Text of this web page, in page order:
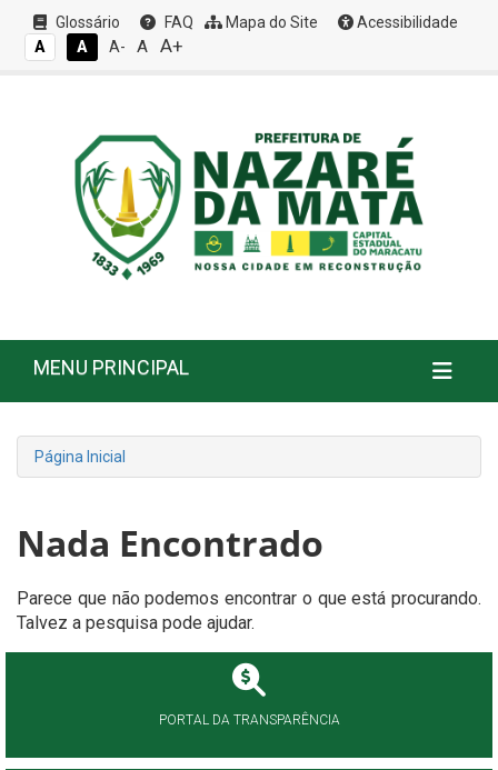
Glossário FAQ Mapa do Site
Acessibilidade
A
A A- A A+
MENU PRINCIPAL
Página Inicial
Nada Encontrado
Parece que não podemos encontrar o que está procurando.
Talvez a pesquisa pode ajudar.
PORTAL DA TRANSPARÊNCIA